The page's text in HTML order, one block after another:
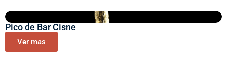
Pico de Bar Cisne
Ver mas